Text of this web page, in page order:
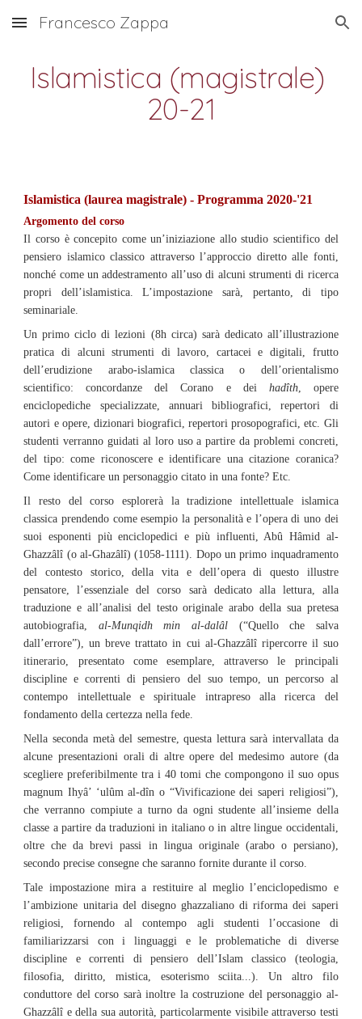
Skip to main content Skip to navigation
Francesco Zappa
Islamistica (magistrale)
20-21
Islamistica (laurea magistrale) - Programma 2020-'21
Argomento del corso
Il corso è concepito come un’iniziazione allo studio scientifico del
pensiero islamico classico attraverso l’approccio diretto alle fonti,
nonché come un addestramento all’uso di alcuni strumenti di ricerca
propri dell’islamistica. L’impostazione sarà, pertanto, di tipo
seminariale.
Un primo ciclo di lezioni (8h circa) sarà dedicato all’illustrazione
pratica di alcuni strumenti di lavoro, cartacei e digitali, frutto
dell’erudizione arabo-islamica classica o dell’orientalismo
scientifico: concordanze del Corano e dei hadîth, opere
enciclopediche specializzate, annuari bibliografici, repertori di
autori e opere, dizionari biografici, repertori prosopografici, etc. Gli
studenti verranno guidati al loro uso a partire da problemi concreti,
del tipo: come riconoscere e identificare una citazione coranica?
Come identificare un personaggio citato in una fonte? Etc.
Il resto del corso esplorerà la tradizione intellettuale islamica
classica prendendo come esempio la personalità e l’opera di uno dei
suoi esponenti più enciclopedici e più influenti, Abû Hâmid al-
Ghazzâlî (o al-Ghazâlî) (1058-1111). Dopo un primo inquadramento
del contesto storico, della vita e dell’opera di questo illustre
pensatore, l’essenziale del corso sarà dedicato alla lettura, alla
traduzione e all’analisi del testo originale arabo della sua pretesa
autobiografia, al-Munqidh min al-dalâl (“Quello che salva
dall’errore”), un breve trattato in cui al-Ghazzâlî ripercorre il suo
itinerario, presentato come esemplare, attraverso le principali
discipline e correnti di pensiero del suo tempo, un percorso al
contempo intellettuale e spirituale intrapreso alla ricerca del
fondamento della certezza nella fede.
Nella seconda metà del semestre, questa lettura sarà intervallata da
alcune presentazioni orali di altre opere del medesimo autore (da
scegliere preferibilmente tra i 40 tomi che compongono il suo opus
magnum Ihyâ’ ‘ulûm al-dîn o “Vivificazione dei saperi religiosi”),
che verranno compiute a turno da ogni studente all’insieme della
classe a partire da traduzioni in italiano o in altre lingue occidentali,
oltre che da brevi passi in lingua originale (arabo o persiano),
secondo precise consegne che saranno fornite durante il corso.
Tale impostazione mira a restituire al meglio l’enciclopedismo e
l’ambizione unitaria del disegno ghazzaliano di riforma dei saperi
religiosi, fornendo al contempo agli studenti l’occasione di
familiarizzarsi con i linguaggi e le problematiche di diverse
discipline e correnti di pensiero dell’Islam classico (teologia,
filosofia, diritto, mistica, esoterismo sciita...). Un altro filo
conduttore del corso sarà inoltre la costruzione del personaggio al-
Ghazzâlî e della sua autorità, particolarmente visibile attraverso testi